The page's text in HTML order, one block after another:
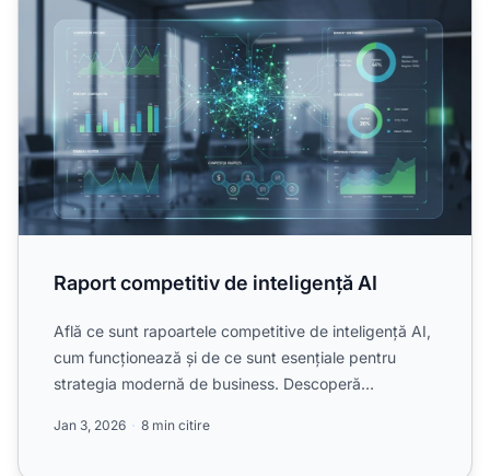
Raport competitiv de inteligență AI
Află ce sunt rapoartele competitive de inteligență AI,
cum funcționează și de ce sunt esențiale pentru
strategia modernă de business. Descoperă
Jan 3, 2026 8 min citire